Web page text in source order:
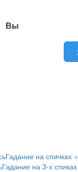
Вы
Гадание на спичках
Гадание на 3-х